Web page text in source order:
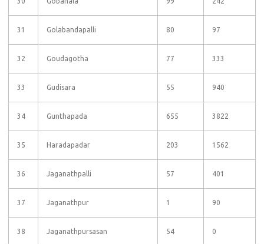
31 Golabandapalli 80 97
32 Goudagotha 77 333
33 Gudisara 55 940
34 Gunthapada 655 3822
35 Haradapadar 203 1562
36 Jaganathpalli 57 401
37 Jaganathpur 1 90
38 Jaganathpursasan 54 0